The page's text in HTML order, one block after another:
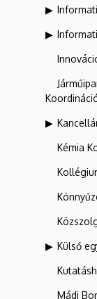
Kémia
Külső
Mádi